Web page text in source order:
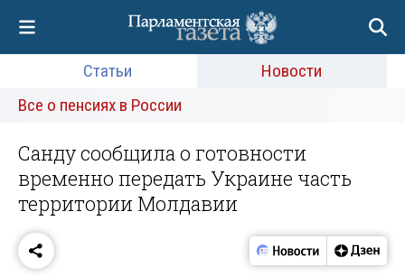
Статьи
Новости
Все о пенсиях в России
Санду сообщила о готовности
временно передать Украине часть
территории Молдавии